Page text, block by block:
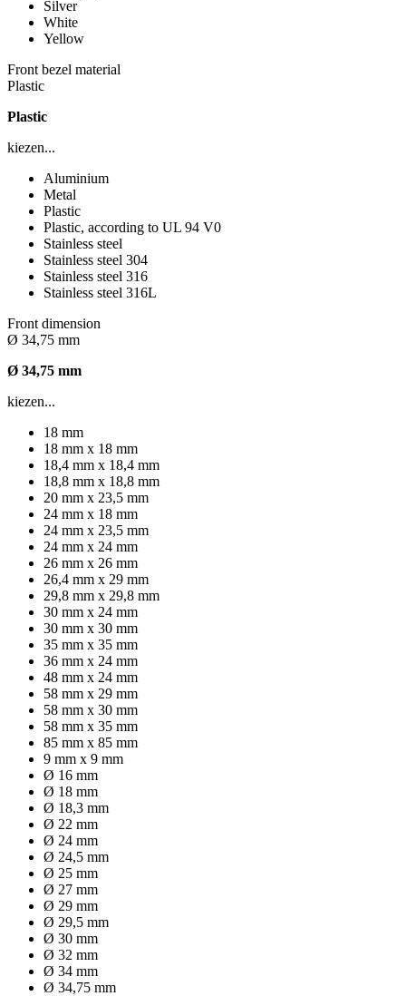
Silver
White
Yellow
Front bezel material
Plastic
Plastic
kiezen...
Aluminium
Metal
Plastic
Plastic, according to UL 94 V0
Stainless steel
Stainless steel 304
Stainless steel 316
Stainless steel 316L
Front dimension
Ø 34,75 mm
Ø 34,75 mm
kiezen...
18 mm
18 mm x 18 mm
18,4 mm x 18,4 mm
18,8 mm x 18,8 mm
20 mm x 23,5 mm
24 mm x 18 mm
24 mm x 23,5 mm
24 mm x 24 mm
26 mm x 26 mm
26,4 mm x 29 mm
29,8 mm x 29,8 mm
30 mm x 24 mm
30 mm x 30 mm
35 mm x 35 mm
36 mm x 24 mm
48 mm x 24 mm
58 mm x 29 mm
58 mm x 30 mm
58 mm x 35 mm
85 mm x 85 mm
9 mm x 9 mm
Ø 16 mm
Ø 18 mm
Ø 18,3 mm
Ø 22 mm
Ø 24 mm
Ø 24,5 mm
Ø 25 mm
Ø 27 mm
Ø 29 mm
Ø 29,5 mm
Ø 30 mm
Ø 32 mm
Ø 34 mm
Ø 34,75 mm